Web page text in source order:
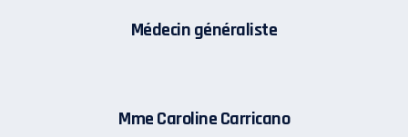
Médecin généraliste
Mme Caroline Carricano